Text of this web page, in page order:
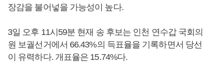
장감을 불어넣을 가능성이 높다.
3일 오후 11시59분 현재 송 후보는 인천 연수갑 국회의
원 보궐선거에서 66.43%의 득표율을 기록하면서 당선
이 유력하다. 개표율은 15.74%다.